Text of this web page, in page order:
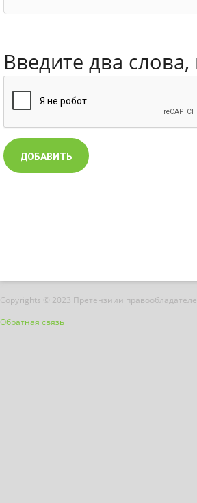
Введите два
Copyrights © 2023 Претензиии
Обратная связь